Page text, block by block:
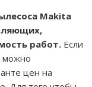
Makita
работ. Если
можно
цен на